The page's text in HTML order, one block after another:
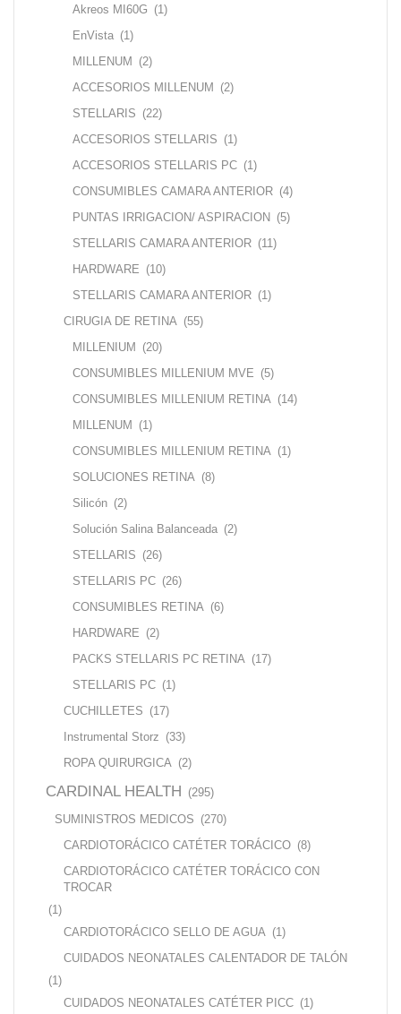
Akreos MI60G (1)
EnVista (1)
MILLENUM (2)
ACCESORIOS MILLENUM (2)
STELLARIS (22)
ACCESORIOS STELLARIS (1)
ACCESORIOS STELLARIS PC (1)
CONSUMIBLES CAMARA ANTERIOR (4)
PUNTAS IRRIGACION/ ASPIRACION (5)
STELLARIS CAMARA ANTERIOR (11)
HARDWARE (10)
STELLARIS CAMARA ANTERIOR (1)
CIRUGIA DE RETINA (55)
MILLENIUM (20)
CONSUMIBLES MILLENIUM MVE (5)
CONSUMIBLES MILLENIUM RETINA (14)
MILLENUM (1)
CONSUMIBLES MILLENIUM RETINA (1)
SOLUCIONES RETINA (8)
Silicón (2)
Solución Salina Balanceada (2)
STELLARIS (26)
STELLARIS PC (26)
CONSUMIBLES RETINA (6)
HARDWARE (2)
PACKS STELLARIS PC RETINA (17)
STELLARIS PC (1)
CUCHILLETES (17)
Instrumental Storz (33)
ROPA QUIRURGICA (2)
CARDINAL HEALTH (295)
SUMINISTROS MEDICOS (270)
CARDIOTORÁCICO CATÉTER TORÁCICO (8)
CARDIOTORÁCICO CATÉTER TORÁCICO CON
TROCAR
(1)
CARDIOTORÁCICO SELLO DE AGUA (1)
CUIDADOS NEONATALES CALENTADOR DE TALÓN
(1)
CUIDADOS NEONATALES CATÉTER PICC (1)